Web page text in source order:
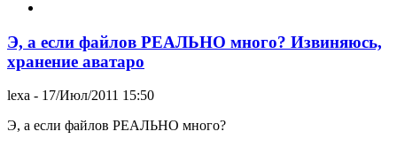
Э, а если файлов РЕАЛЬНО много? Извиняюсь,
хранение аватаро
lexa - 17/Июл/2011 15:50
Э, а если файлов РЕАЛЬНО много?